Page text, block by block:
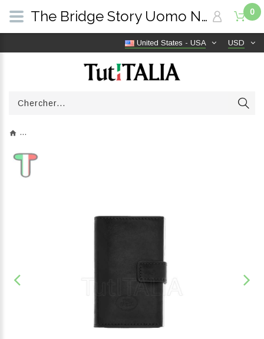
USD
United States - USA
0
The Bridge Story Uomo Nero/Palladio/Rutenio 01400201 20 | TutITALIA